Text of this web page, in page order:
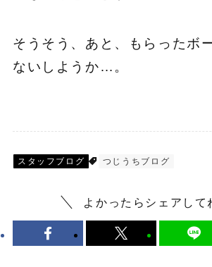
そうそう、あと、もらったボ
ないしようか…。
スタッフブログ つじうちブログ
よかったらシェアして